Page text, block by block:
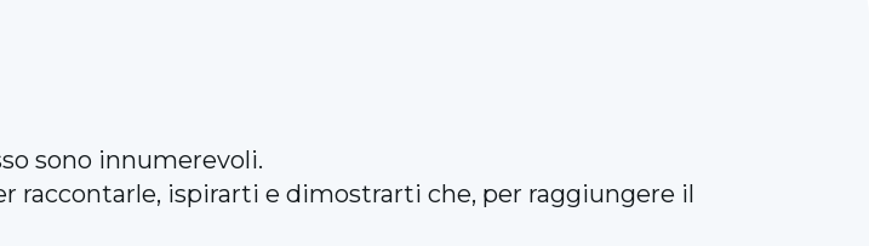
sono innumerevoli.
raccontarle, ispirarti e dimostrarti che, per raggiungere il